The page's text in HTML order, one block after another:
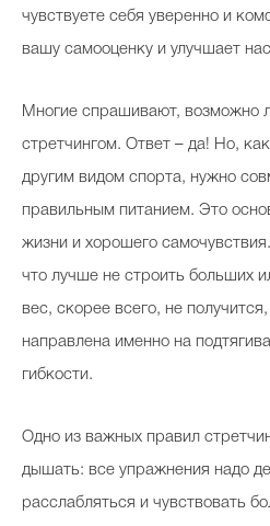
чувствуете себя уверенно и
вашу самооценку и улучшает
Многие спрашивают, возможно
стретчингом. Ответ – да! Но,
другим видом спорта, нужно
правильным питанием. Это
жизни и хорошего
что лучше не строить больших
вес, скорее всего, не
направлена именно на
гибкости.
Одно из важных правил
дышать: все упражнения надо
расслабляться и чувствовать